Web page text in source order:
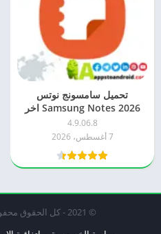
تحميل سامسونج نوتس
Samsung Notes 2026 اخر
اصدار apk للاندرويد4.9.06.8
7 أغسطس، 2026
© 2021 - كل الحقوق محفوظة -